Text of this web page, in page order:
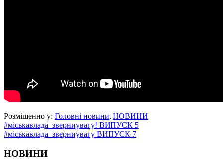
Розміщенно у: Головні новини, НОВИНИ
#міськавлада_зверниувагу! ВИПУСК 5
#міськавлада_зверниувагу ВИПУСК 7
НОВИНИ